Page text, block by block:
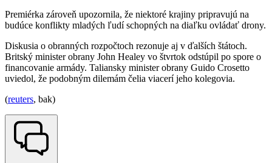
Premiérka zároveň upozornila, že niektoré krajiny pripravujú na
budúce konflikty mladých ľudí schopných na diaľku ovládať drony.
Diskusia o obranných rozpočtoch rezonuje aj v ďalších štátoch.
Britský minister obrany John Healey vo štvrtok odstúpil po spore o
financovanie armády. Taliansky minister obrany Guido Crosetto
uviedol, že podobným dilemám čelia viacerí jeho kolegovia.
(reuters, bak)